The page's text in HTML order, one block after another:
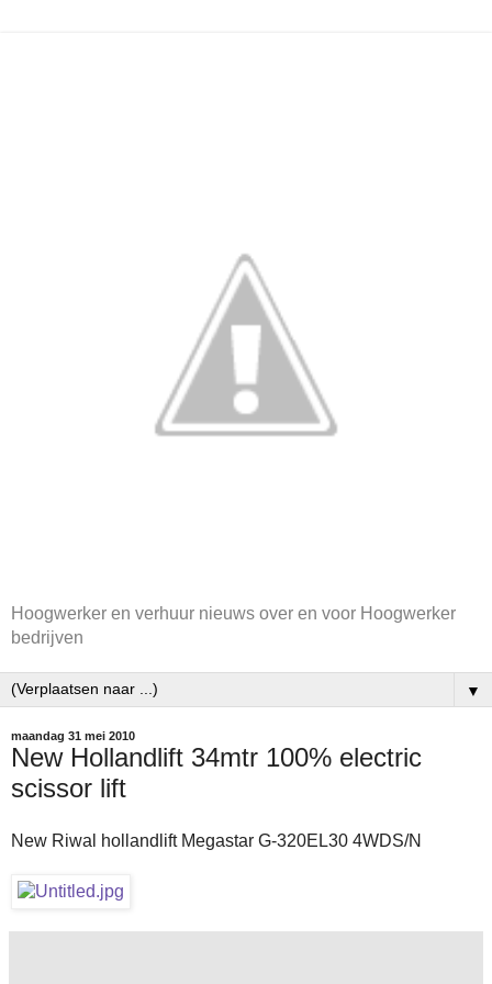
Hoogwerker en verhuur nieuws over en voor Hoogwerker
bedrijven
▼
maandag 31 mei 2010
New Hollandlift 34mtr 100% electric
scissor lift
New Riwal hollandlift Megastar G-320EL30 4WDS/N